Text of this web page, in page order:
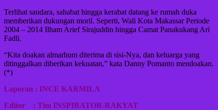
Terlihat saudara, sahabat hingga kerabat datang ke rumah duka
memberikan dukungan moril. Seperti, Wali Kota Makassar Periode
2004 – 2014 Ilham Arief Sirajuddin hingga Camat Panakukang Ari
Fadli.
“Kita doakan almarhum diterima di sisi-Nya, dan keluarga yang
ditinggalkan diberikan kekuatan,” kata Danny Pomanto mendoakan.
(*)
Laporan : INCE KARMILA
Editor : Tim INSPIRATOR-RAKYAT